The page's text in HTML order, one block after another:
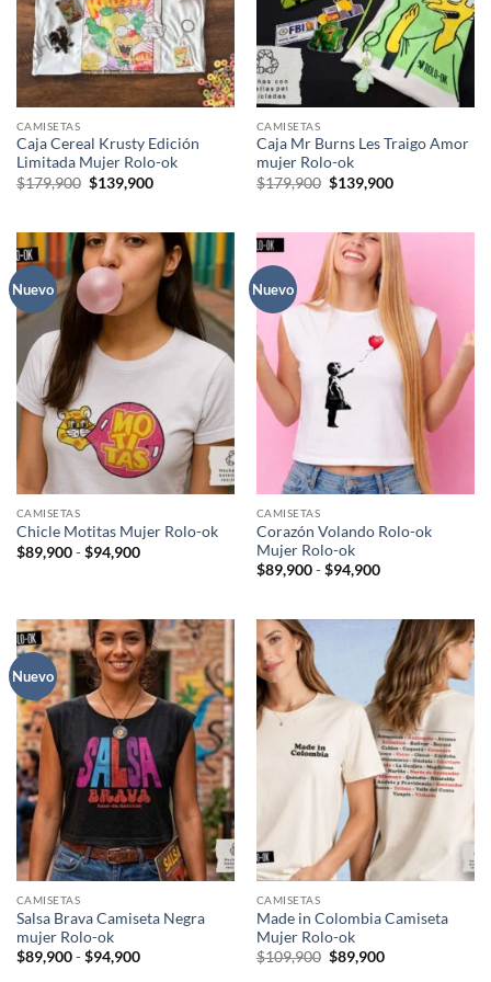
CAMISETAS
Caja Cereal Krusty Edición
Limitada Mujer Rolo-ok
$179,900 El
precio
$179,900.
$139,900El
$139,900.
CAMISETAS
Caja Mr Burns Les Traigo Amor
mujer Rolo-ok
$179,900 El
precio
$179,900.
$139,900El
$139,900.
Nuevo
CAMISETAS
Chicle Motitas Mujer Rolo-ok
$89,900 - $94,900Rango
hasta
$94,900
Nuevo
CAMISETAS
Corazón Volando Rolo-ok
Mujer Rolo-ok
$89,900 - $94,900Rango
$89,900
hasta
$94,900
Nuevo
CAMISETAS
Salsa Brava Camiseta Negra
mujer Rolo-ok
$89,900 - $94,900Rango
CAMISETAS
Made in Colombia Camiseta
Mujer Rolo-ok
$109,900 El
precio
$89,900El